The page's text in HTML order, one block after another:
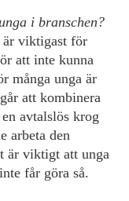
i branschen?
viktigast för
att inte kunna
många unga är
att kombinera
avtalslös krog
arbeta den
är viktigt att unga
får göra så.